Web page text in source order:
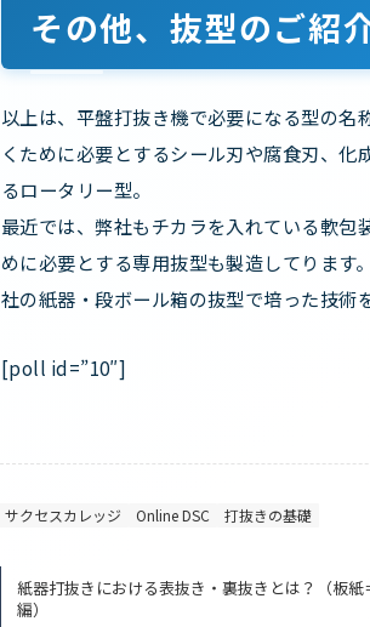
その他、抜型のご紹
以上は、平盤打抜き機で必要になる型の
くために必要とするシール刃や腐食刃、
るロータリー型。
最近では、弊社もチカラを入れている軟
めに必要とする専用抜型も製造してります
社の紙器・段ボール箱の抜型で培った技術
[poll id=”10″]
サクセスカレッジ Online DSC 打抜きの基礎
紙器打抜きにおける表抜き・裏抜きとは？（板紙
編）